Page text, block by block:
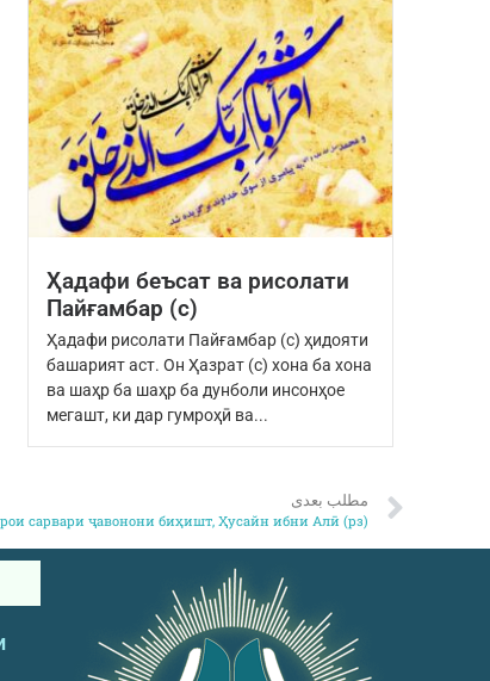
Ҳадафи беъсат ва рисолати
Пайғамбар (с)
Ҳадафи рисолати Пайғамбар (с) ҳидояти
башарият аст. Он Ҳазрат (с) хона ба хона
ва шаҳр ба шаҳр ба дунболи инсонҳое
мегашт, ки дар гумроҳӣ ва...
مطلب بعدی
сарвари ҷавонони биҳишт, Ҳусайн ибни Алӣ (рз)